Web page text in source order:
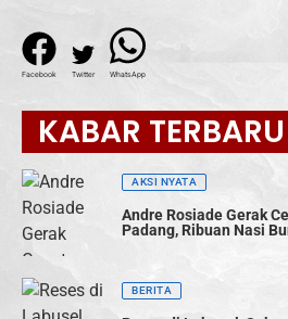
Facebook Twitter WhatsApp
KABAR TERBARU
AKSI NYATA
Andre Rosiade Gerak
Padang, Ribuan Nasi
BERITA